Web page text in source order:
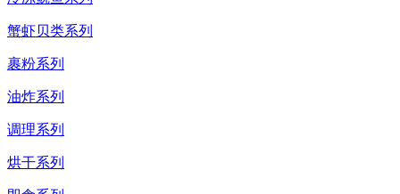
蟹虾贝类系列
裹粉系列
油炸系列
调理系列
烘干系列